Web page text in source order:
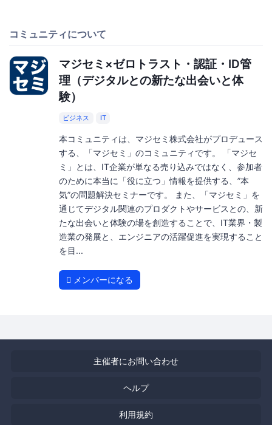
コミュニティについて
マジセミ×ゼロトラスト・認証・ID管
理（デジタルとの新たな出会いと体
験）
ビジネス IT
本コミュニティは、マジセミ株式会社がプロデュース
する、「マジセミ」のコミュニティです。 「マジセ
ミ」とは、IT企業が単なる売り込みではなく、参加者
のために本当に「役に立つ」情報を提供する、”本
気”の問題解決セミナーです。 また、「マジセミ」を
通じてデジタル関連のプロダクトやサービスとの、新
たな出会いと体験の場を創造することで、IT業界・製
造業の発展と、エンジニアの活躍促進を実現すること
を目...
メンバーになる
主催者にお問い合わせ
ヘルプ
利用規約